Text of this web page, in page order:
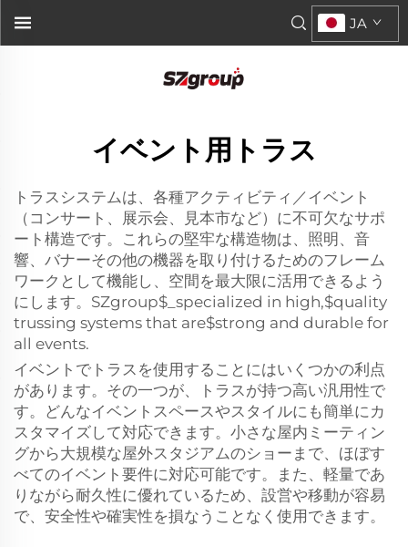
JA
イベント用トラス
トラスシステムは、各種アクティビティ／イベント
（コンサート、展示会、見本市など）に不可欠なサポ
ート構造です。これらの堅牢な構造物は、照明、音
響、バナーその他の機器を取り付けるためのフレーム
ワークとして機能し、空間を最大限に活用できるよう
にします。SZgroup$_specialized in high,$quality
trussing systems that are$strong and durable for
all events.
イベントでトラスを使用することにはいくつかの利点
があります。その一つが、トラスが持つ高い汎用性で
す。どんなイベントスペースやスタイルにも簡単にカ
スタマイズして対応できます。小さな屋内ミーティン
グから大規模な屋外スタジアムのショーまで、ほぼす
べてのイベント要件に対応可能です。また、軽量であ
りながら耐久性に優れているため、設営や移動が容易
で、安全性や確実性を損なうことなく使用できます。